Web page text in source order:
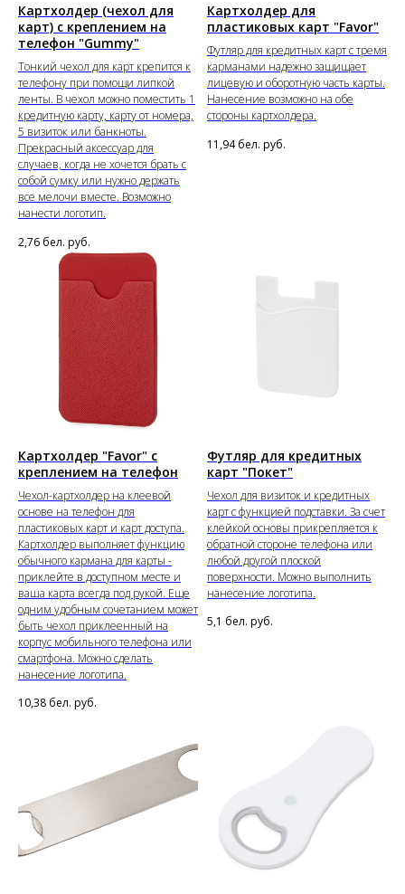
Картхолдер (чехол для
карт) с креплением на
телефон "Gummy"
Тонкий чехол для карт крепится к
телефону при помощи липкой
ленты. В чехол можно поместить 1
кредитную карту, карту от номера,
5 визиток или банкноты.
Прекрасный аксессуар для
случаев, когда не хочется брать с
собой сумку или нужно держать
все мелочи вместе. Возможно
нанести логотип.
2,76 бел. руб.
Картхолдер для
пластиковых карт "Favor"
Футляр для кредитных карт с тремя
карманами надежно защищает
лицевую и оборотную часть карты.
Нанесение возможно на обе
стороны картхолдера.
11,94 бел. руб.
Картхолдер "Favor" с
креплением на телефон
Чехол-картхолдер на клеевой
основе на телефон для
пластиковых карт и карт доступа.
Картхолдер выполняет функцию
обычного кармана для карты -
приклейте в доступном месте и
ваша карта всегда под рукой. Еще
одним удобным сочетанием может
быть чехол приклеенный на
корпус мобильного телефона или
смартфона. Можно сделать
нанесение логотипа.
10,38 бел. руб.
Футляр для кредитных
карт "Покет"
Чехол для визиток и кредитных
карт с функцией подставки. За счет
клейкой основы прикрепляется к
обратной стороне телефона или
любой другой плоской
поверхности. Можно выполнить
нанесение логотипа.
5,1 бел. руб.